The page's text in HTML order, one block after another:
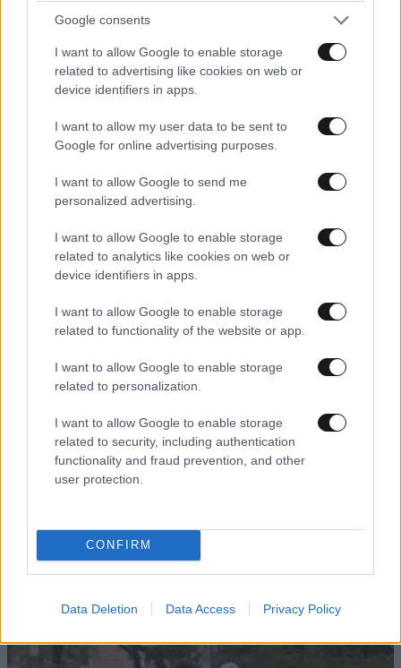
Google consents
I want to allow Google to enable storage
related to advertising like cookies on web or
device identifiers in apps.
I want to allow my user data to be sent to
Google for online advertising purposes.
I want to allow Google to send me
personalized advertising.
I want to allow Google to enable storage
related to analytics like cookies on web or
device identifiers in apps.
I want to allow Google to enable storage
related to functionality of the website or app.
I want to allow Google to enable storage
related to personalization.
I want to allow Google to enable storage
related to security, including authentication
functionality and fraud prevention, and other
user protection.
CONFIRM
Data Deletion Data Access Privacy Policy